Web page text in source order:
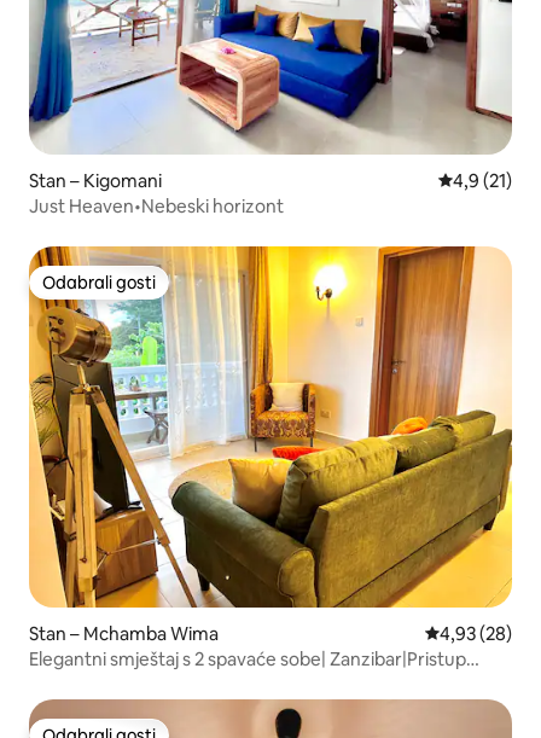
Stan – Kigomani Prosječna
4,9 (21)
Just Heaven•Nebeski horizont
Odabrali gosti
Odabrali gosti
Stan – Mchamba Wima Prosječna
4,93 (28)
Elegantni smještaj s 2 spavaće sobe| Zanzibar|Pristup